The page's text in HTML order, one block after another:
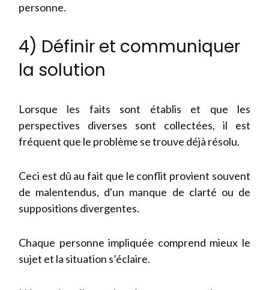
personne.
4) Définir et communiquer
la solution
Lorsque les faits sont établis et que les
perspectives diverses sont collectées, il est
fréquent que le problème se trouve déjà résolu.
Ceci est dû au fait que le conflit provient souvent
de malentendus, d'un manque de clarté ou de
suppositions divergentes.
Chaque personne impliquée comprend mieux le
sujet et la situation s’éclaire.